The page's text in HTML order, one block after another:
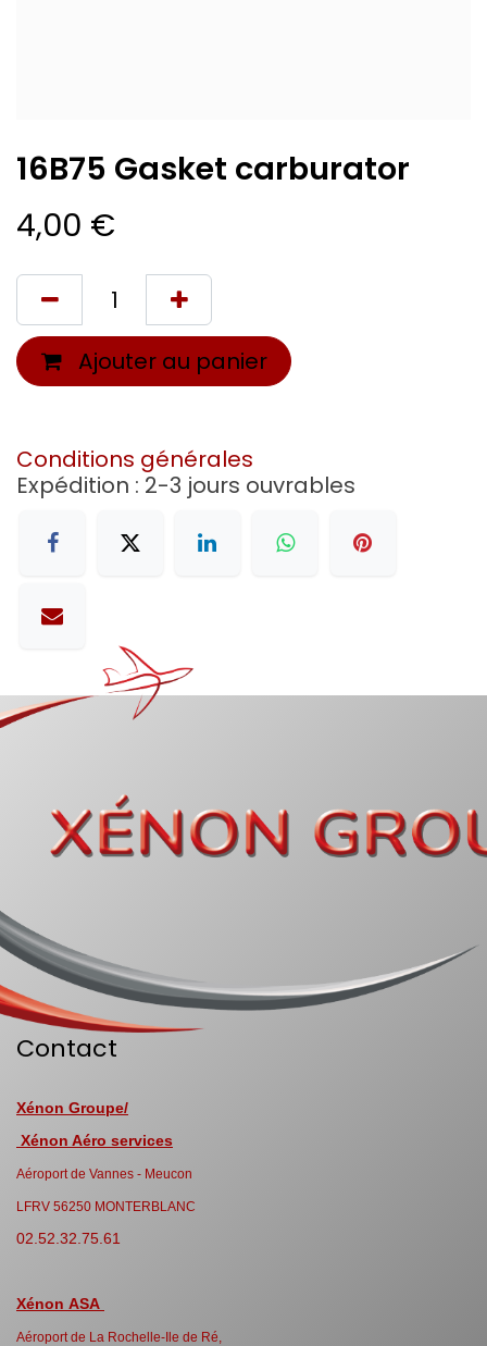
16B75 Gasket carburator
4,00 €
Ajouter au panier
Conditions générales
Expédition : 2-3 jours ouvrables
Contact
Xénon Groupe/
Xénon Aéro services
Aéroport de Vannes - Meucon
LFRV 56250 MONTERBLANC
02.52.32.75.61
Xénon ASA
Aéroport de La Rochelle-Ile de Ré,